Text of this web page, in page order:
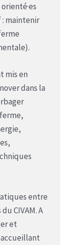
: maintenir
mis en
dans la
entre
CIVAM. A
et